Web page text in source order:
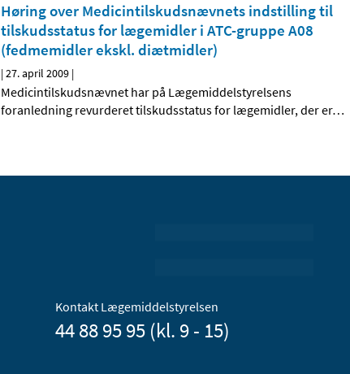
Høring over Medicintilskudsnævnets indstilling til
tilskudsstatus for lægemidler i ATC-gruppe A08
(fedmemidler ekskl. diætmidler)
|27. april 2009 |
Medicintilskudsnævnet har på Lægemiddelstyrelsens
foranledning revurderet tilskudsstatus for lægemidler, der er…
Kontakt Lægemiddelstyrelsen
44 88 95 95 (kl. 9 - 15)